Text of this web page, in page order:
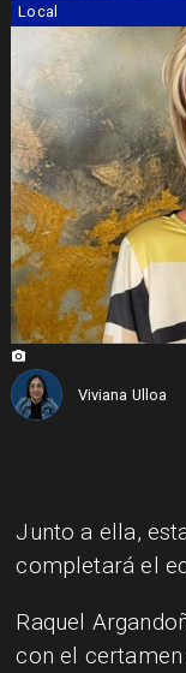
Local
Viviana Ulloa
Junto a ella,
completará el
Raquel
con el